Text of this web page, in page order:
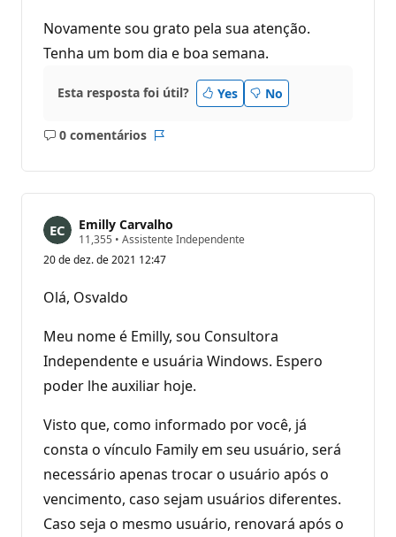
Novamente sou grato pela sua atenção.
Tenha um bom dia e boa semana.
Esta resposta foi útil? Yes No
0 comentários
Sem
Emilly Carvalho
11,355 P
n
o
s
e
r
e
p
u
ç
o
• Assistente Independente
20 de dez. de 2021 12:47
Olá, Osvaldo
Meu nome é Emilly, sou Consultora
Independente e usuária Windows. Espero
poder lhe auxiliar hoje.
Visto que, como informado por você, já
consta o vínculo Family em seu usuário, será
necessário apenas trocar o usuário após o
vencimento, caso sejam usuários diferentes.
Caso seja o mesmo usuário, renovará após o